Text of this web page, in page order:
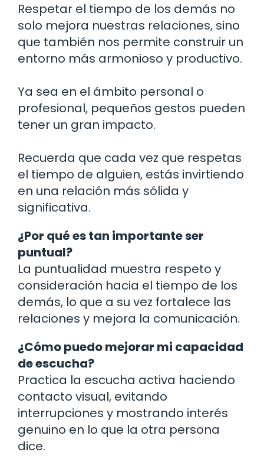
Respetar el tiempo de los demás no
solo mejora nuestras relaciones, sino
que también nos permite construir un
entorno más armonioso y productivo.
Ya sea en el ámbito personal o
profesional, pequeños gestos pueden
tener un gran impacto.
Recuerda que cada vez que respetas
el tiempo de alguien, estás invirtiendo
en una relación más sólida y
significativa.
¿Por qué es tan importante ser
puntual?
La puntualidad muestra respeto y
consideración hacia el tiempo de los
demás, lo que a su vez fortalece las
relaciones y mejora la comunicación.
¿Cómo puedo mejorar mi capacidad
de escucha?
Practica la escucha activa haciendo
contacto visual, evitando
interrupciones y mostrando interés
genuino en lo que la otra persona
dice.